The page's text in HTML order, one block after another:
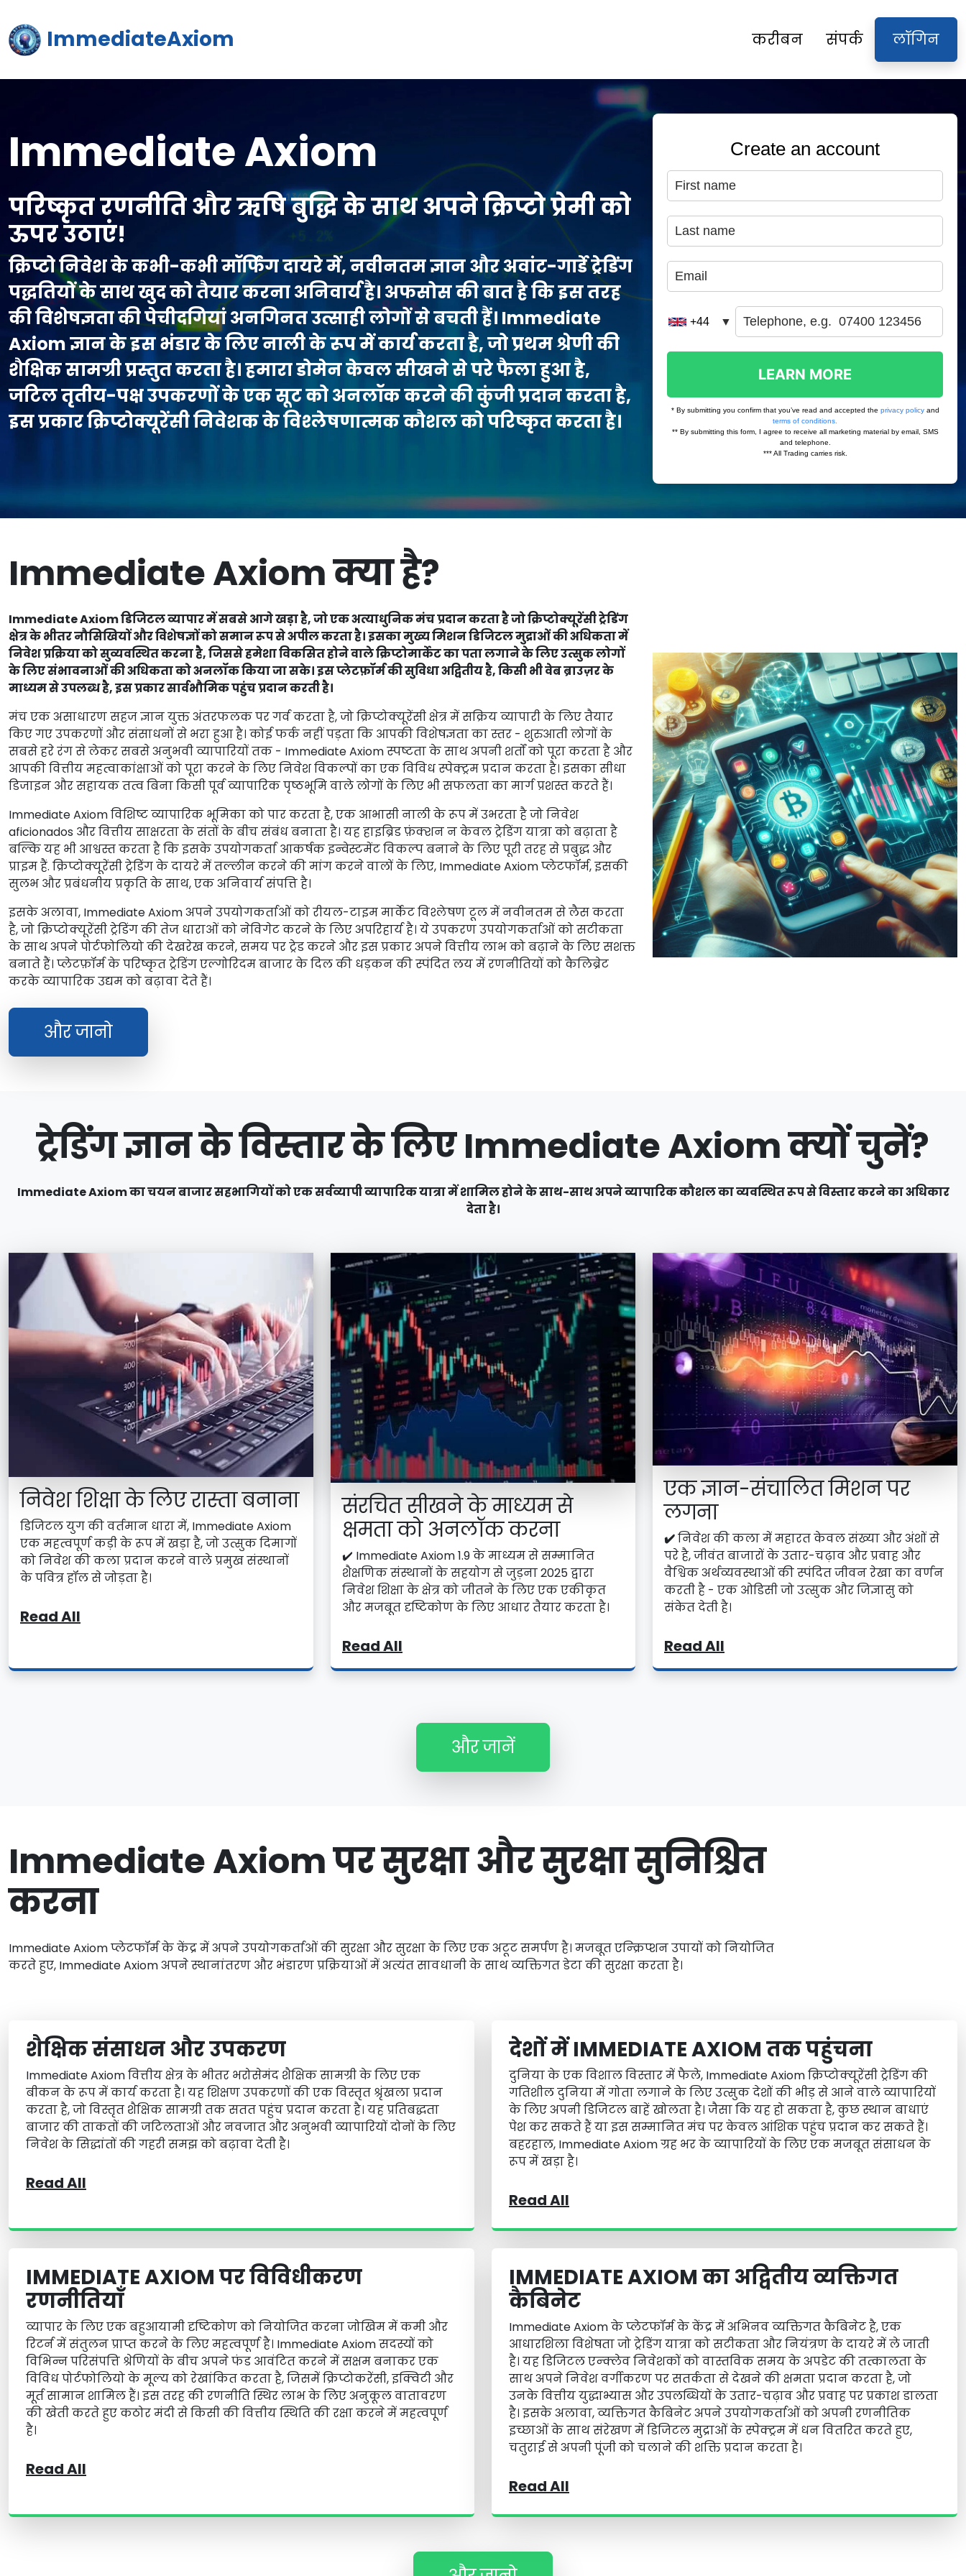
ImmediateAxiom करीबन संपर्क लॉगिन
Immediate Axiom
परिष्कृत रणनीति और ऋषि बुद्धि के साथ अपने क्रिप्टो प्रेमी को
ऊपर उठाएं!
क्रिप्टो निवेश के कभी-कभी मॉर्फिंग दायरे में, नवीनतम ज्ञान और अवांट-गार्डे ट्रेडिंग
पद्धतियों के साथ खुद को तैयार करना अनिवार्य है। अफसोस की बात है कि इस तरह
की विशेषज्ञता की पेचीदगियां अनगिनत उत्साही लोगों से बचती हैं। Immediate
Axiom ज्ञान के इस भंडार के लिए नाली के रूप में कार्य करता है, जो प्रथम श्रेणी की
शैक्षिक सामग्री प्रस्तुत करता है। हमारा डोमेन केवल सीखने से परे फैला हुआ है,
जटिल तृतीय-पक्ष उपकरणों के एक सूट को अनलॉक करने की कुंजी प्रदान करता है,
इस प्रकार क्रिप्टोक्यूरेंसी निवेशक के विश्लेषणात्मक कौशल को परिष्कृत करता है।
Immediate Axiom क्या है?
Immediate Axiom डिजिटल व्यापार में सबसे आगे खड़ा है, जो एक अत्याधुनिक मंच प्रदान करता है जो क्रिप्टोक्यूरेंसी ट्रेडिंग
क्षेत्र के भीतर नौसिखियों और विशेषज्ञों को समान रूप से अपील करता है। इसका मुख्य मिशन डिजिटल मुद्राओं की अधिकता में
निवेश प्रक्रिया को सुव्यवस्थित करना है, जिससे हमेशा विकसित होने वाले क्रिप्टोमार्केट का पता लगाने के लिए उत्सुक लोगों
के लिए संभावनाओं की अधिकता को अनलॉक किया जा सके। इस प्लेटफ़ॉर्म की सुविधा अद्वितीय है, किसी भी वेब ब्राउज़र के
माध्यम से उपलब्ध है, इस प्रकार सार्वभौमिक पहुंच प्रदान करती है।
मंच एक असाधारण सहज ज्ञान युक्त अंतरफलक पर गर्व करता है, जो क्रिप्टोक्यूरेंसी क्षेत्र में सक्रिय व्यापारी के लिए तैयार
किए गए उपकरणों और संसाधनों से भरा हुआ है। कोई फर्क नहीं पड़ता कि आपकी विशेषज्ञता का स्तर - शुरुआती लोगों के
सबसे हरे रंग से लेकर सबसे अनुभवी व्यापारियों तक - Immediate Axiom स्पष्टता के साथ अपनी शर्तों को पूरा करता है और
आपकी वित्तीय महत्वाकांक्षाओं को पूरा करने के लिए निवेश विकल्पों का एक विविध स्पेक्ट्रम प्रदान करता है। इसका सीधा
डिजाइन और सहायक तत्व बिना किसी पूर्व व्यापारिक पृष्ठभूमि वाले लोगों के लिए भी सफलता का मार्ग प्रशस्त करते हैं।
Immediate Axiom विशिष्ट व्यापारिक भूमिका को पार करता है, एक आभासी नाली के रूप में उभरता है जो निवेश
aficionados और वित्तीय साक्षरता के संतों के बीच संबंध बनाता है। यह हाइब्रिड फ़ंक्शन न केवल ट्रेडिंग यात्रा को बढ़ाता है
बल्कि यह भी आश्वस्त करता है कि इसके उपयोगकर्ता आकर्षक इन्वेस्टमेंट विकल्प बनाने के लिए पूरी तरह से प्रबुद्ध और
प्राइम हैं. क्रिप्टोक्यूरेंसी ट्रेडिंग के दायरे में तल्लीन करने की मांग करने वालों के लिए, Immediate Axiom प्लेटफॉर्म, इसकी
सुलभ और प्रबंधनीय प्रकृति के साथ, एक अनिवार्य संपत्ति है।
इसके अलावा, Immediate Axiom अपने उपयोगकर्ताओं को रीयल-टाइम मार्केट विश्लेषण टूल में नवीनतम से लैस करता
है, जो क्रिप्टोक्यूरेंसी ट्रेडिंग की तेज धाराओं को नेविगेट करने के लिए अपरिहार्य है। ये उपकरण उपयोगकर्ताओं को सटीकता
के साथ अपने पोर्टफोलियो की देखरेख करने, समय पर ट्रेड करने और इस प्रकार अपने वित्तीय लाभ को बढ़ाने के लिए सशक्त
बनाते हैं। प्लेटफ़ॉर्म के परिष्कृत ट्रेडिंग एल्गोरिदम बाजार के दिल की धड़कन की स्पंदित लय में रणनीतियों को कैलिब्रेट
करके व्यापारिक उद्यम को बढ़ावा देते हैं।
और जानो
ट्रेडिंग ज्ञान के विस्तार के लिए Immediate Axiom क्यों चुनें?
Immediate Axiom का चयन बाजार सहभागियों को एक सर्वव्यापी व्यापारिक यात्रा में शामिल होने के साथ-साथ अपने व्यापारिक कौशल का व्यवस्थित रूप से विस्तार करने का अधिकार
देता है।
निवेश शिक्षा के लिए रास्ता बनाना
डिजिटल युग की वर्तमान धारा में, Immediate Axiom
एक महत्वपूर्ण कड़ी के रूप में खड़ा है, जो उत्सुक दिमागों
को निवेश की कला प्रदान करने वाले प्रमुख संस्थानों
के पवित्र हॉल से जोड़ता है।
Read All
संरचित सीखने के माध्यम से
क्षमता को अनलॉक करना
✔️ Immediate Axiom 1.9 के माध्यम से सम्मानित
शैक्षणिक संस्थानों के सहयोग से जुड़ना 2025 द्वारा
निवेश शिक्षा के क्षेत्र को जीतने के लिए एक एकीकृत
और मजबूत दृष्टिकोण के लिए आधार तैयार करता है।
Read All
एक ज्ञान-संचालित मिशन पर
लगना
✔️निवेश की कला में महारत केवल संख्या और अंशों से
परे है, जीवंत बाजारों के उतार-चढ़ाव और प्रवाह और
वैश्विक अर्थव्यवस्थाओं की स्पंदित जीवन रेखा का वर्णन
करती है - एक ओडिसी जो उत्सुक और जिज्ञासु को
संकेत देती है।
Read All
और जानें
Immediate Axiom पर सुरक्षा और सुरक्षा सुनिश्चित
करना
Immediate Axiom प्लेटफॉर्म के केंद्र में अपने उपयोगकर्ताओं की सुरक्षा और सुरक्षा के लिए एक अटूट समर्पण है। मजबूत एन्क्रिप्शन उपायों को नियोजित
करते हुए, Immediate Axiom अपने स्थानांतरण और भंडारण प्रक्रियाओं में अत्यंत सावधानी के साथ व्यक्तिगत डेटा की सुरक्षा करता है।
शैक्षिक संसाधन और उपकरण
Immediate Axiom वित्तीय क्षेत्र के भीतर भरोसेमंद शैक्षिक सामग्री के लिए एक
बीकन के रूप में कार्य करता है। यह शिक्षण उपकरणों की एक विस्तृत श्रृंखला प्रदान
करता है, जो विस्तृत शैक्षिक सामग्री तक सतत पहुंच प्रदान करता है। यह प्रतिबद्धता
बाजार की ताकतों की जटिलताओं और नवजात और अनुभवी व्यापारियों दोनों के लिए
निवेश के सिद्धांतों की गहरी समझ को बढ़ावा देती है।
Read All
देशों में IMMEDIATE AXIOM तक पहुंचना
दुनिया के एक विशाल विस्तार में फैले, Immediate Axiom क्रिप्टोक्यूरेंसी ट्रेडिंग की
गतिशील दुनिया में गोता लगाने के लिए उत्सुक देशों की भीड़ से आने वाले व्यापारियों
के लिए अपनी डिजिटल बाहें खोलता है। जैसा कि यह हो सकता है, कुछ स्थान बाधाएं
पेश कर सकते हैं या इस सम्मानित मंच पर केवल आंशिक पहुंच प्रदान कर सकते हैं।
बहरहाल, Immediate Axiom ग्रह भर के व्यापारियों के लिए एक मजबूत संसाधन के
रूप में खड़ा है।
Read All
IMMEDIATE AXIOM पर विविधीकरण
रणनीतियाँ
व्यापार के लिए एक बहुआयामी दृष्टिकोण को नियोजित करना जोखिम में कमी और
रिटर्न में संतुलन प्राप्त करने के लिए महत्वपूर्ण है। Immediate Axiom सदस्यों को
विभिन्न परिसंपत्ति श्रेणियों के बीच अपने फंड आवंटित करने में सक्षम बनाकर एक
विविध पोर्टफोलियो के मूल्य को रेखांकित करता है, जिसमें क्रिप्टोकरेंसी, इक्विटी और
मूर्त सामान शामिल हैं। इस तरह की रणनीति स्थिर लाभ के लिए अनुकूल वातावरण
की खेती करते हुए कठोर मंदी से किसी की वित्तीय स्थिति की रक्षा करने में महत्वपूर्ण
है।
Read All
IMMEDIATE AXIOM का अद्वितीय व्यक्तिगत
कैबिनेट
Immediate Axiom के प्लेटफॉर्म के केंद्र में अभिनव व्यक्तिगत कैबिनेट है, एक
आधारशिला विशेषता जो ट्रेडिंग यात्रा को सटीकता और नियंत्रण के दायरे में ले जाती
है। यह डिजिटल एन्क्लेव निवेशकों को वास्तविक समय के अपडेट की तत्कालता के
साथ अपने निवेश वर्गीकरण पर सतर्कता से देखने की क्षमता प्रदान करता है, जो
उनके वित्तीय युद्धाभ्यास और उपलब्धियों के उतार-चढ़ाव और प्रवाह पर प्रकाश डालता
है। इसके अलावा, व्यक्तिगत कैबिनेट अपने उपयोगकर्ताओं को अपनी रणनीतिक
इच्छाओं के साथ संरेखण में डिजिटल मुद्राओं के स्पेक्ट्रम में धन वितरित करते हुए,
चतुराई से अपनी पूंजी को चलाने की शक्ति प्रदान करता है।
Read All